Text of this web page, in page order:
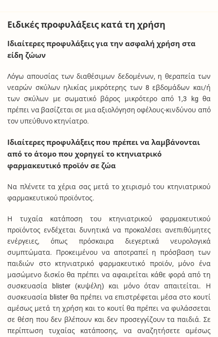
Ειδικές προφυλάξεις κατά τη χρήση
Ιδιαίτερες προφυλάξεις για την ασφαλή χρήση στα
είδη ζώων
Λόγω απουσίας των διαθέσιμων δεδομένων, η θεραπεία των
νεαρών σκύλων ηλικίας μικρότερης των 8 εβδομάδων και/ή
των σκύλων με σωματικό βάρος μικρότερο από 1,3 kg θα
πρέπει να βασίζεται σε μια αξιολόγηση οφέλους-κινδύνου από
τον υπεύθυνο κτηνίατρο.
Ιδιαίτερες προφυλάξεις που πρέπει να λαμβάνονται
από το άτομο που χορηγεί το κτηνιατρικό
φαρμακευτικό προϊόν σε ζώα
Να πλένετε τα χέρια σας μετά το χειρισμό του κτηνιατρικού
φαρμακευτικού προϊόντος.
Η τυχαία κατάποση του κτηνιατρικού φαρμακευτικού
προϊόντος ενδέχεται δυνητικά να προκαλέσει ανεπιθύμητες
ενέργειες, όπως πρόσκαιρα διεγερτικά νευρολογικά
συμπτώματα. Προκειμένου να αποτραπεί η πρόσβαση των
παιδιών στο κτηνιατρικό φαρμακευτικό προϊόν, μόνο ένα
μασώμενο δισκίο θα πρέπει να αφαιρείται κάθε φορά από τη
συσκευασία blister (κυψέλη) και μόνο όταν απαιτείται. Η
συσκευασία blister θα πρέπει να επιστρέφεται μέσα στο κουτί
αμέσως μετά τη χρήση και το κουτί θα πρέπει να φυλάσσεται
σε θέση που δεν βλέπουν και δεν προσεγγίζουν τα παιδιά. Σε
περίπτωση τυχαίας κατάποσης, να αναζητήσετε αμέσως